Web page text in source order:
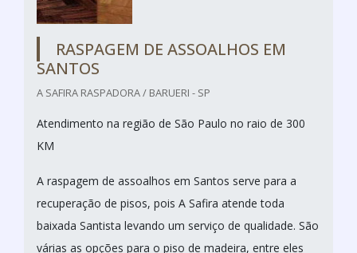
RASPAGEM DE ASSOALHOS EM
SANTOS
A SAFIRA RASPADORA / BARUERI - SP
Atendimento na região de São Paulo no raio de 300
KM
A raspagem de assoalhos em Santos serve para a
recuperação de pisos, pois A Safira atende toda
baixada Santista levando um serviço de qualidade. São
várias as opções para o piso de madeira, entre eles